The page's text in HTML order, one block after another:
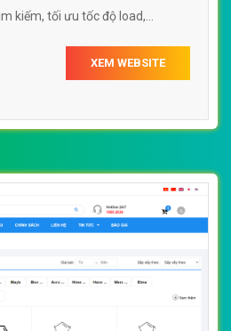
kiếm, tối ưu tốc độ load,
Công NghiệpXEM WEBSITE